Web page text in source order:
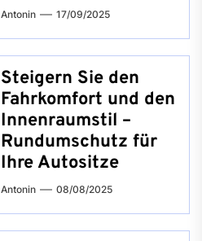
Antonin 17/09/2025
Steigern Sie den
Fahrkomfort und den
Innenraumstil –
Rundumschutz für
Ihre Autositze
Antonin 08/08/2025